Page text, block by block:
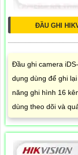
ĐẦU GHI
Đầu ghi camera
dụng dùng để ghi
năng ghi hình 16
dùng theo dõi và